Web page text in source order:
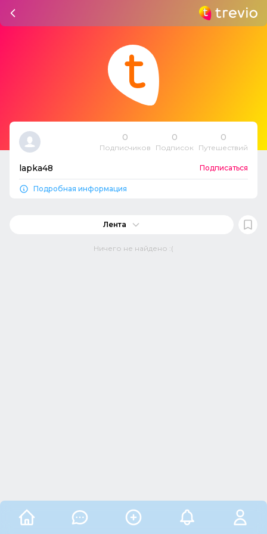
0
Подписчиков
0
Подписок
0
Путешествий
lapka48 Подписаться
Подробная информация
Лента
Ничего не найдено :(